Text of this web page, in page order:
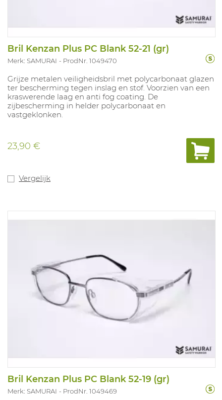
Bril Kenzan Plus PC Blank 52-21 (gr)
Merk: SAMURAI ProdNr. 1049470
Grijze metalen veiligheidsbril met polycarbonaat glazen
ter bescherming tegen inslag en stof. Voorzien van een
kraswerende laag en anti fog coating. De
zijbescherming in helder polycarbonaat en
vastgeklonken.
23,90 €
Vergelijk
Bril Kenzan Plus PC Blank 52-19 (gr)
Merk: SAMURAI ProdNr. 1049469